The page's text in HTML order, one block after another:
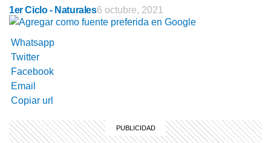
1er Ciclo - Naturales6 octubre, 2021
Whatsapp
Twitter
Facebook
Email
Copiar url